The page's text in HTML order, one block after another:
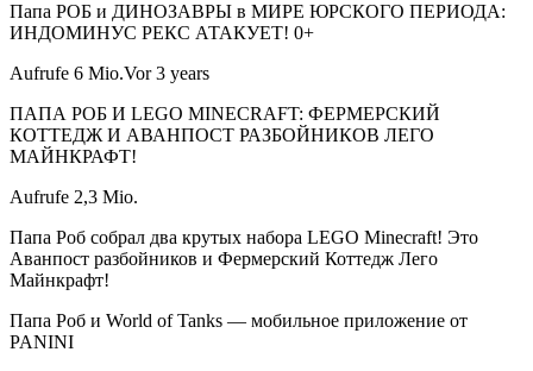
Папа РОБ и ДИНОЗАВРЫ в МИРЕ ЮРСКОГО ПЕРИОДА:
ИНДОМИНУС РЕКС АТАКУЕТ! 0+
Aufrufe 6 Mio.Vor 3 years
ПАПА РОБ И LEGO MINECRAFT: ФЕРМЕРСКИЙ
КОТТЕДЖ И АВАНПОСТ РАЗБОЙНИКОВ ЛЕГО
МАЙНКРАФТ!
Aufrufe 2,3 Mio.
Папа Роб собрал два крутых набора LEGO Minecraft! Это
Аванпост разбойников и Фермерский Коттедж Лего
Майнкрафт!
Папа Роб и World of Tanks — мобильное приложение от
PANINI